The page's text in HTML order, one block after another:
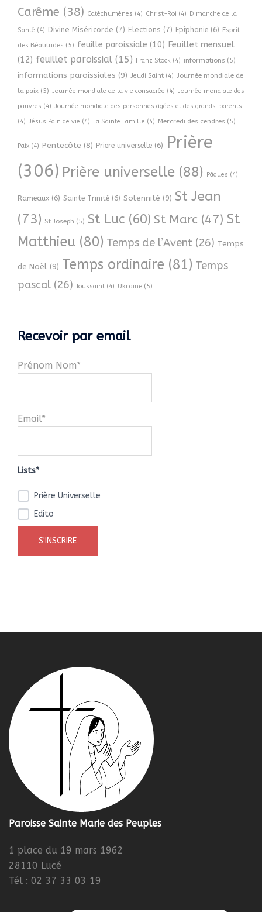
Carême (38) Catéchumènes (4) Christ-Roi (4) Dimanche de la
Santé (4) Divine Miséricorde (7) Elections (7) Epiphanie (6) Esprit
des Béatitudes (5) feuille paroissiale (10) Feuillet mensuel
(12) feuillet paroissial (15) Franz Stock (4) informations (5)
informations paroissiales (9) Jeudi Saint (4) Journée mondiale de
la paix (5) Journée mondiale de la vie consacrée (4) Journée mondiale des
pauvres (4) Journée mondiale des personnes âgées et des grands-parents
(4) Jésus Pain de vie (4) La Sainte Famille (4) Mercredi des cendres (5)
Paix (4) Pentecôte (8) Priere universelle (6)
Prière
(306) Prière universelle (88) Pâques (4)
Rameaux (6) Sainte Trinité (6) Solennité (9) St Jean
(73) St Joseph (5) St Luc (60) St Marc (47) St
Matthieu (80) Temps de l’Avent (26) Temps
de Noël (9) Temps ordinaire (81) Temps
pascal (26) Toussaint (4) Ukraine (5)
Recevoir par email
Prénom Nom*
Email*
Lists*
Prière Universelle
Edito
Paroisse Sainte Marie des Peuples
1 place du 19 mars 1962
28110 Lucé
Tél : 02 37 33 03 19